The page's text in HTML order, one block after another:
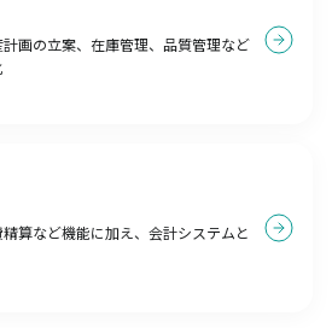
画の立案、在庫管理、品質管理など
算など機能に加え、会計システムと